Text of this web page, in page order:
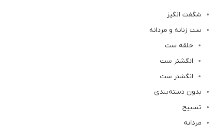
شگفت انگیز
ست زنانه و مردانه
حلقه ست
انگشتر ست
انگشتر ست
بدون دسته‌بندی
تسبیح
مردانه